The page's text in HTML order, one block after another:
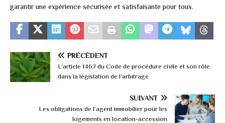
garantir une expérience sécurisée et satisfaisante pour tous.
PRÉCÉDENT
L’article 1467 du Code de procédure civile et son rôle
dans la législation de l’arbitrage
SUIVANT
Les obligations de l’agent immobilier pour les
logements en location-accession